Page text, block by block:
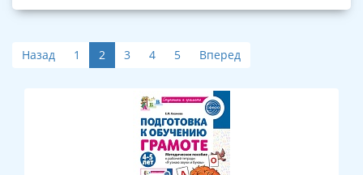
Назад 1 2 3 4 5 Вперед